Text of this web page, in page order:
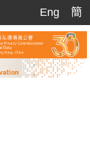
Eng
簡
簡